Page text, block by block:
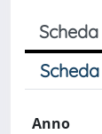
Anno